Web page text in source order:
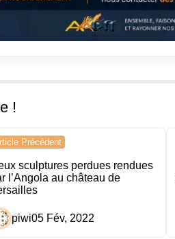
!
Précédent
sculptures perdues rendues
l’Angola au château de
piwi05 Fév, 2022